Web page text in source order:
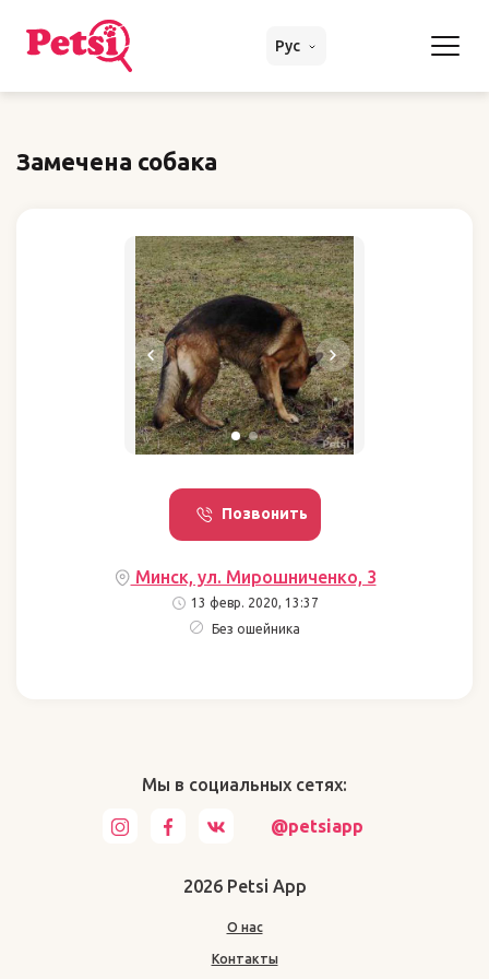
Рус
Замечена собака
Позвонить
Минск, ул. Мирошниченко, 3
13 февр. 2020, 13:37
Без ошейника
Мы в социальных сетях:
@petsiapp
2026 Petsi App
О нас
Контакты